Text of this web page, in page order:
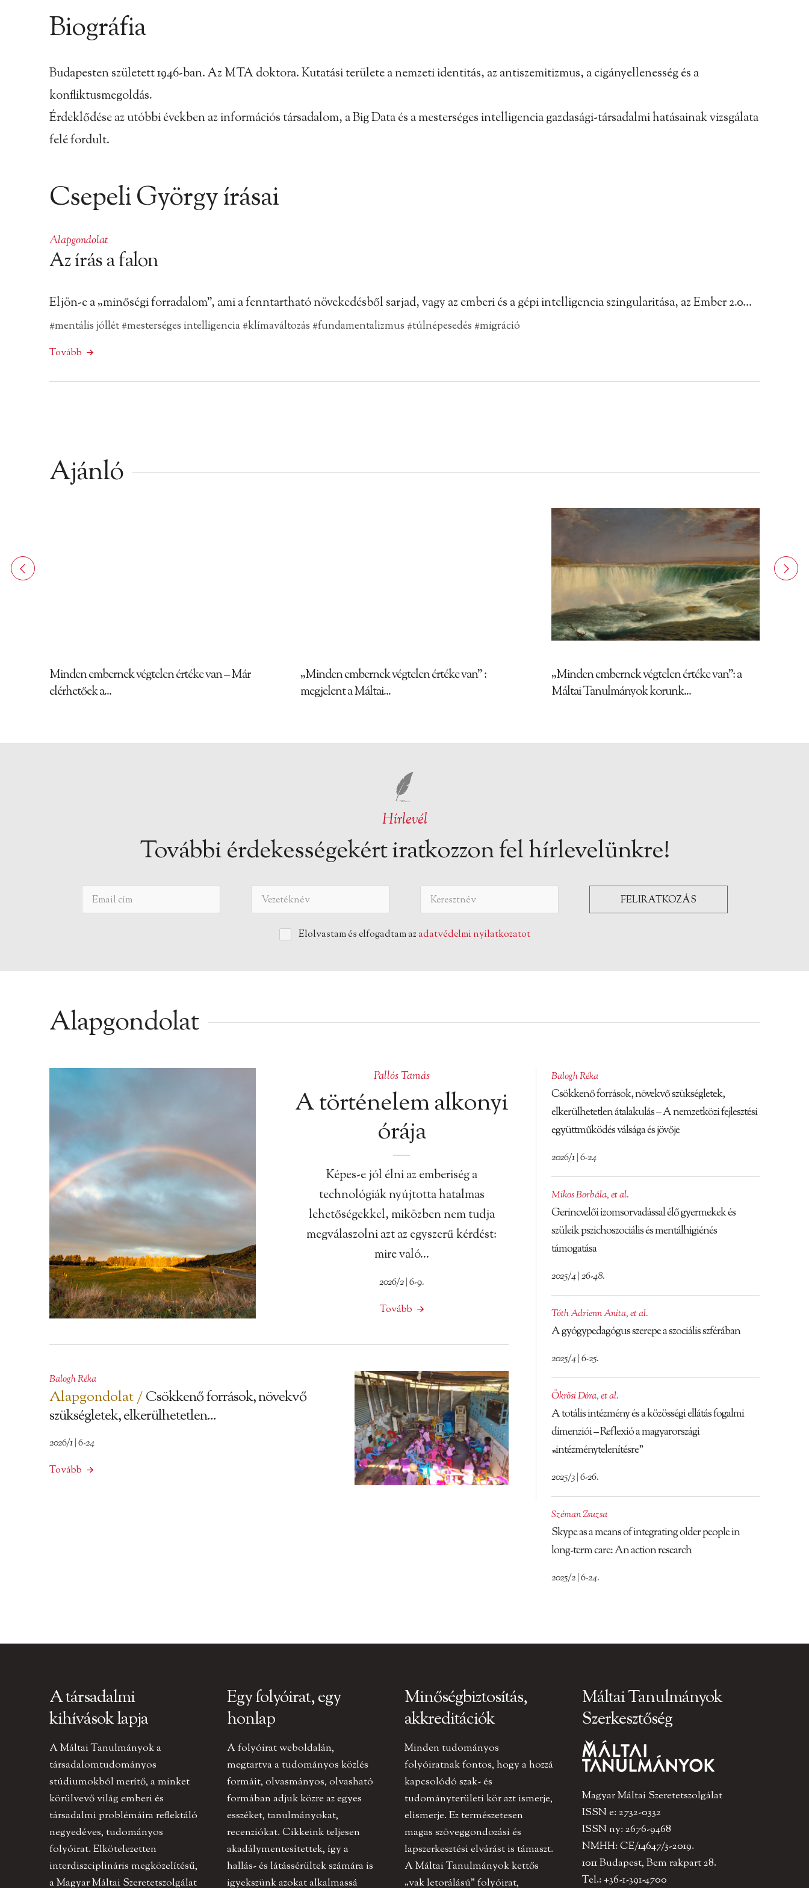
Biográfia
Budapesten született 1946-ban. Az MTA doktora. Kutatási területe a nemzeti identitás, az antiszemitizmus, a cigányellenesség és a
konfliktusmegoldás.
Érdeklődése az utóbbi években az információs társadalom, a Big Data és a mesterséges intelligencia gazdasági-társadalmi hatásainak vizsgálata
felé fordult.
Csepeli György írásai
Alapgondolat
Az írás a falon
Eljön-e a „minőségi forradalom”, ami a fenntartható növekedésből sarjad, vagy az emberi és a gépi intelligencia szingularitása, az Ember 2.0…
#mentális jóllét#mesterséges intelligencia#klímaváltozás#fundamentalizmus#túlnépesedés#migráció
Tovább
Ajánló
Minden embernek végtelen értéke van – Már
elérhetőek a...
„Minden embernek végtelen értéke van” :
megjelent a Máltai...
„Minden embernek végtelen értéke van”: a
Máltai Tanulmányok korunk...
Hírlevél
További érdekességekért iratkozzon fel hírlevelünkre!
Elolvastam és elfogadtam azadatvédelmi nyilatkozatot
Alapgondolat
Pallós Tamás
A történelem alkonyi
órája
Képes-e jól élni az emberiség a
technológiák nyújtotta hatalmas
lehetőségekkel, miközben nem tudja
megválaszolni azt az egyszerű kérdést:
mire való…
2026/2 | 6-9.
Tovább
Balogh Réka
Alapgondolat /Csökkenő források, növekvő
szükségletek, elkerülhetetlen...
2026/1 | 6-24
Tovább
Balogh Réka
Csökkenő források, növekvő szükségletek,
elkerülhetetlen átalakulás – A nemzetközi fejlesztési
együttműködés válsága és jövője
2026/1 | 6-24
Mikos Borbála,et al.
Gerincvelői izomsorvadással élő gyermekek és
szüleik pszichoszociális és mentálhigiénés
támogatása
2025/4 | 26-48.
Tóth Adrienn Anita,et al.
A gyógypedagógus szerepe a szociális szférában
2025/4 | 6-25.
Ökrösi Dóra,et al.
A totális intézmény és a közösségi ellátás fogalmi
dimenziói – Reflexió a magyarországi
„intézménytelenítésre”
2025/3 | 6-26.
Széman Zsuzsa
Skype as a means of integrating older people in
long-term care: An action research
2025/2 | 6-24.
A társadalmi
kihívások lapja
A Máltai Tanulmányok a
társadalomtudományos
stúdiumokból merítő, a minket
körülvevő világ emberi és
társadalmi problémáira reflektáló
negyedéves, tudományos
folyóirat. Elkötelezetten
interdiszciplináris megközelítésű,
a Magyar Máltai Szeretetszolgálat
Egy folyóirat, egy
honlap
A folyóirat weboldalán,
megtartva a tudományos közlés
formáit, olvasmányos, olvasható
formában adjuk közre az egyes
esszéket, tanulmányokat,
recenziókat. Cikkeink teljesen
akadálymentesítettek, így a
hallás- és látássérültek számára is
igyekszünk azokat alkalmassá
Minőségbiztosítás,
akkreditációk
Minden tudományos
folyóiratnak fontos, hogy a hozzá
kapcsolódó szak- és
tudományterületi kör azt ismerje,
elismerje. Ez természetesen
magas szöveggondozási és
lapszerkesztési elvárást is támaszt.
A Máltai Tanulmányok kettős
„vak letorálású” folyóirat,
Máltai Tanulmányok
Szerkesztőség
Magyar Máltai Szeretetszolgálat
ISSN e: 2732-0332
ISSN ny: 2676-9468
NMHH: CE/14647/3-2019.
1011 Budapest, Bem rakpart 28.
Tel.: +36-1-391-4700